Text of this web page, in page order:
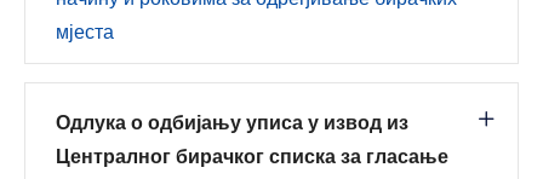
мјеста
Одлука о одбијању уписа у извод из
Централног бирачког списка за гласање